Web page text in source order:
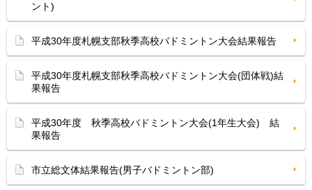
ント)
平成30年度札幌支部秋季高校バドミントン大会結果報告
平成30年度札幌支部秋季高校バドミントン大会(団体戦)結
果報告
平成30年度 秋季高校バドミントン大会(1年生大会) 結
果報告
市立総文体結果報告(男子バドミントン部)